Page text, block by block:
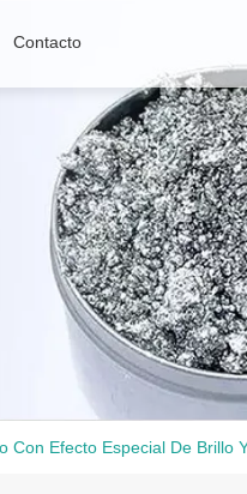
Contacto
Con Efecto Especial De Brillo